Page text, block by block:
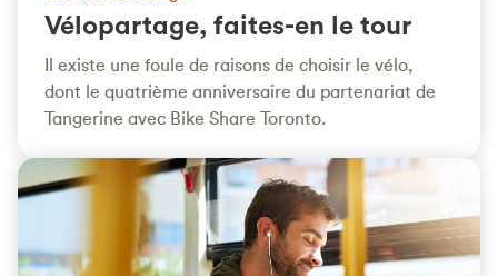
Vélopartage, faites-en le tour
Il existe une foule de raisons de choisir le vélo,
dont le quatrième anniversaire du partenariat de
Tangerine avec Bike Share Toronto.